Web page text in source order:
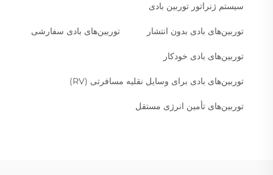
سیستم ژنراتور توربین بادی
توربین‌های بادی بدون انتشار توربین‌های بادی سفارشی
توربین‌های بادی خودکار
توربین‌های بادی برای وسایل نقلیه مسافرتی (RV)
توربین‌های تأمین انرژی مستقل